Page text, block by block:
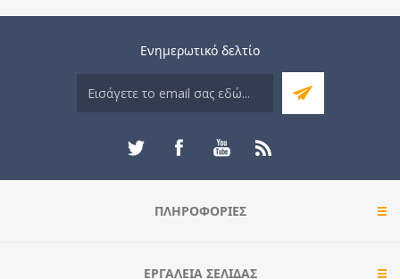
Ενημερωτικό δελτίο
ΠΛΗΡΟΦΟΡΊΕΣ
ΕΡΓΑΛΕΊΑ ΣΕΛΊΔΑΣ